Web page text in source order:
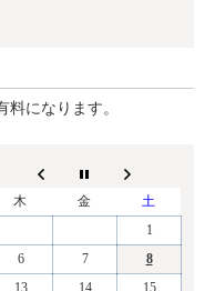
料になります。
木 金
土
1
6 7
8
13 14 15